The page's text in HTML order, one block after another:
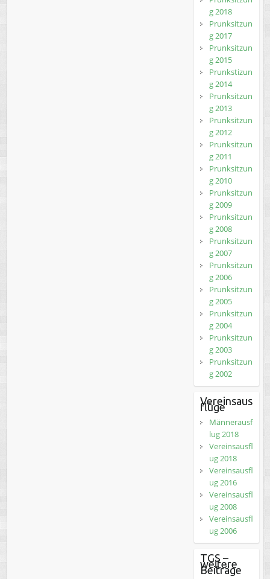
g 2018
Prunksitzun
g 2017
Prunksitzun
g 2015
Prunkstizun
g 2014
Prunksitzun
g 2013
Prunksitzun
g 2012
Prunksitzun
g 2011
Prunksitzun
g 2010
Prunksitzun
g 2009
Prunksitzun
g 2008
Prunksitzun
g 2007
Prunksitzun
g 2006
Prunksitzun
g 2005
Prunksitzun
g 2004
Prunksitzun
g 2003
Prunksitzun
g 2002
Vereinsaus
flüge
Männerausf
lug 2018
Vereinsausfl
ug 2018
Vereinsausfl
ug 2016
Vereinsausfl
ug 2008
Vereinsausfl
ug 2006
TGS –
weitere
Beiträge